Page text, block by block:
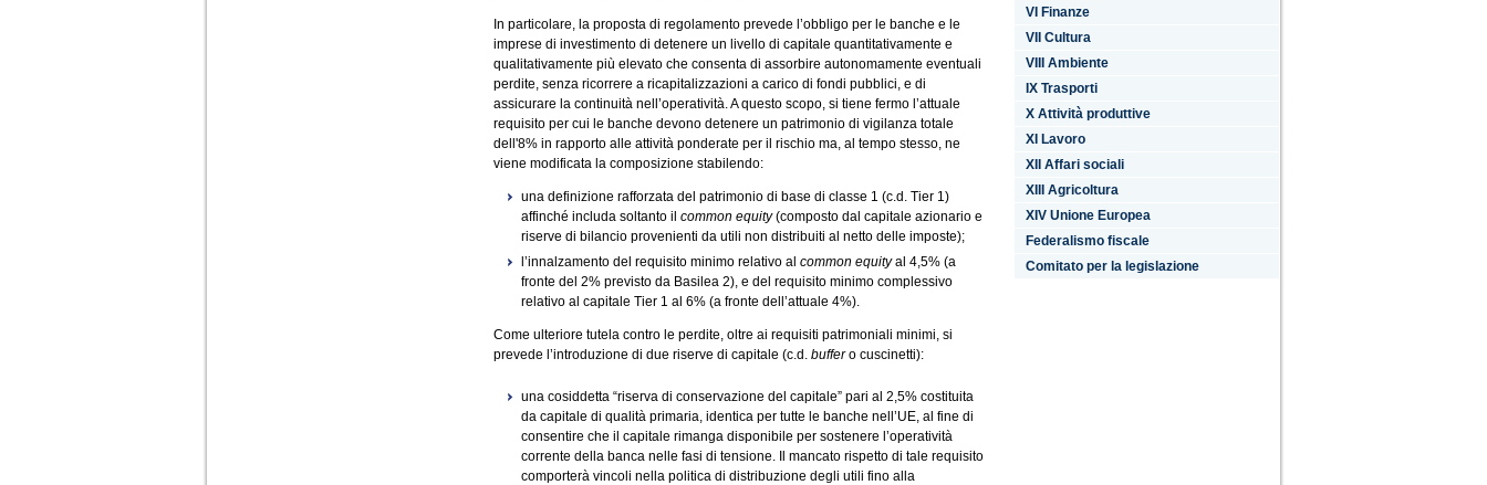
In particolare, la proposta di regolamento prevede l’obbligo per le banche e le
imprese di investimento di detenere un livello di capitale quantitativamente e
qualitativamente più elevato che consenta di assorbire autonomamente eventuali
perdite, senza ricorrere a ricapitalizzazioni a carico di fondi pubblici, e di
assicurare la continuità nell’operatività. A questo scopo, si tiene fermo l’attuale
requisito per cui le banche devono detenere un patrimonio di vigilanza totale
dell'8% in rapporto alle attività ponderate per il rischio ma, al tempo stesso, ne
viene modificata la composizione stabilendo:
una definizione rafforzata del patrimonio di base di classe 1 (c.d. Tier 1)
affinché includa soltanto il common equity(composto dal capitale azionario e
riserve di bilancio provenienti da utili non distribuiti al netto delle imposte);
l’innalzamento del requisito minimo relativo al common equityal 4,5% (a
fronte del 2% previsto da Basilea 2), e del requisito minimo complessivo
relativo al capitale Tier 1 al 6% (a fronte dell’attuale 4%).
Come ulteriore tutela contro le perdite, oltre ai requisiti patrimoniali minimi, si
prevede l’introduzione di due riserve di capitale (c.d. buffero cuscinetti):
una cosiddetta “riserva di conservazione del capitale” pari al 2,5% costituita
da capitale di qualità primaria, identica per tutte le banche nell’UE, al fine di
consentire che il capitale rimanga disponibile per sostenere l’operatività
corrente della banca nelle fasi di tensione. Il mancato rispetto di tale requisito
comporterà vincoli nella politica di distribuzione degli utili fino alla
VI Finanze
VII Cultura
VIII Ambiente
IX Trasporti
X Attività produttive
XI Lavoro
XII Affari sociali
XIII Agricoltura
XIV Unione Europea
Federalismo fiscale
Comitato per la legislazione